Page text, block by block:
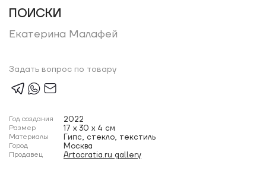
ПОИСКИ
Екатерина Малафей
Задать вопрос по товару
Год создания 2022
Размер 17 x 30 x 4 см
Материалы Гипс, стекло, текстиль
Город Москва
Продавец Artocratia.ru gallery